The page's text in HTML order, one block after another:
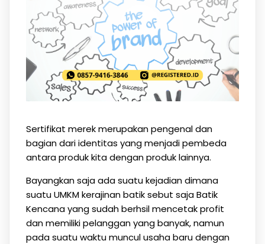
Sertifikat merek merupakan pengenal dan
bagian dari identitas yang menjadi pembeda
antara produk kita dengan produk lainnya.
Bayangkan saja ada suatu kejadian dimana
suatu UMKM kerajinan batik sebut saja Batik
Kencana yang sudah berhsil mencetak profit
dan memiliki pelanggan yang banyak, namun
pada suatu waktu muncul usaha baru dengan